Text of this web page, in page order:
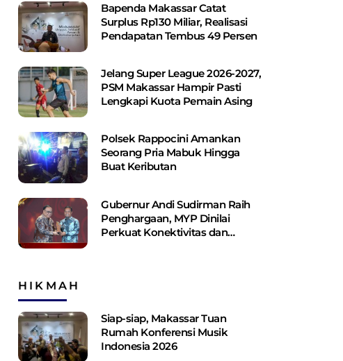
Bapenda Makassar Catat
Surplus Rp130 ​​Miliar, Realisasi
Pendapatan Tembus 49 Persen
Jelang Super League 2026-2027,
PSM Makassar Hampir Pasti
Lengkapi Kuota Pemain Asing
Polsek Rappocini Amankan
Seorang Pria Mabuk Hingga
Buat Keributan
Gubernur Andi Sudirman Raih
Penghargaan, MYP Dinilai
Perkuat Konektivitas dan
HIKMAH
Siap-siap, Makassar Tuan
Rumah Konferensi Musik
Indonesia 2026